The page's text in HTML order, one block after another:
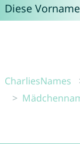
Diese
CharliesNames